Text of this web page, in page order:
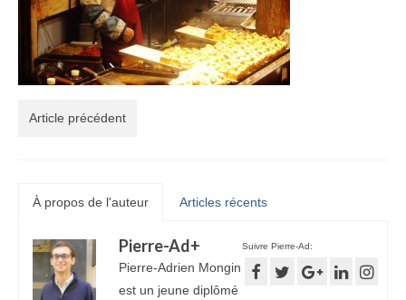
Article précédent
À propos de l'auteur Articles récents
Suivre Pierre-Ad:
Pierre-Ad+
Pierre-Adrien Mongin
est un jeune diplômé